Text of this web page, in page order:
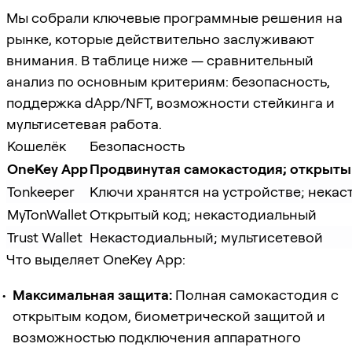
Мы собрали ключевые программные решения на
рынке, которые действительно заслуживают
внимания. В таблице ниже — сравнительный
анализ по основным критериям: безопасность,
поддержка dApp/NFT, возможности стейкинга и
мультисетевая работа.
Кошелёк
Безопасность
OneKey AppПродвинутая самокастодия;
Tonkeeper
Ключи хранятся на устройстве;
MyTonWalletОткрытый код; некастодиальный
Trust Wallet Некастодиальный; мультисетевой
Что выделяет OneKey App:
Максимальная защита: Полная самокастодия с
открытым кодом, биометрической защитой и
возможностью подключения аппаратного